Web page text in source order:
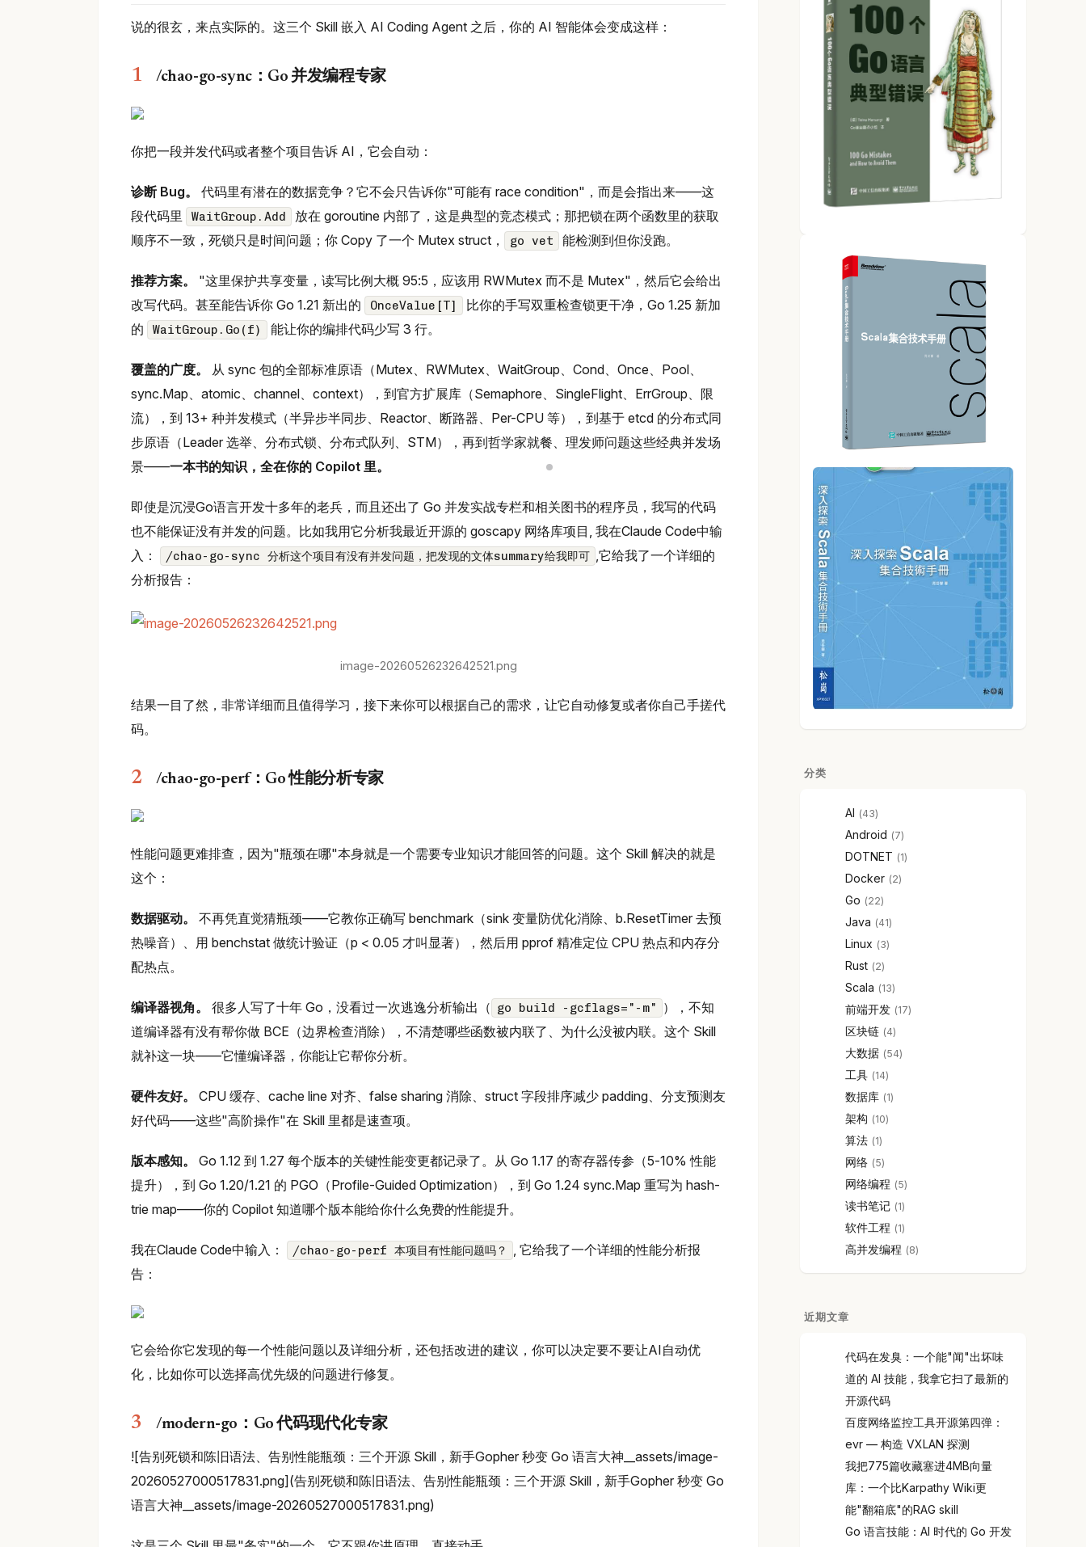
说的很玄，来点实际的。这三个 Skill 嵌入 AI Coding Agent 之后，你的 AI 智能体会变成这样：
/chao-go-sync：Go 并发编程专家
你把一段并发代码或者整个项目告诉 AI，它会自动：
诊断 Bug。
代码里有潜在的数据竞争？它不会只告诉你"可能有 race condition"，而是会指出来——这
段代码里
WaitGroup.Add
放在 goroutine 内部了，这是典型的竞态模式；那把锁在两个函数里的获取
顺序不一致，死锁只是时间问题；你 Copy 了一个 Mutex struct，
go vet 能检测到但你没跑。
推荐方案。
"这里保护共享变量，读写比例大概 95:5，应该用 RWMutex 而不是 Mutex"，然后它会给出
改写代码。甚至能告诉你 Go 1.21 新出的
OnceValue[T]
比你的手写双重检查锁更干净，Go 1.25 新加
的
WaitGroup.Go(f) 能让你的编排代码少写 3 行。
覆盖的广度。
从 sync 包的全部标准原语（Mutex、RWMutex、WaitGroup、Cond、Once、Pool、
sync.Map、atomic、channel、context），到官方扩展库（Semaphore、SingleFlight、ErrGroup、限
流），到 13+ 种并发模式（半异步半同步、Reactor、断路器、Per-CPU 等），到基于 etcd 的分布式同
步原语（Leader 选举、分布式锁、分布式队列、STM），再到哲学家就餐、理发师问题这些经典并发场
景——一本书的知识，全在你的 Copilot 里。
即使是沉浸Go语言开发十多年的老兵，而且还出了 Go 并发实战专栏和相关图书的程序员，我写的代码
也不能保证没有并发的问题。比如我用它分析我最近开源的 goscapy 网络库项目, 我在Claude Code中输
入：
/chao-go-sync 分析这个项目有没有并发问题，把发现的文体summary给我即可 ,它给我了一个详细的
分析报告：
image-20260526232642521.png
结果一目了然，非常详细而且值得学习，接下来你可以根据自己的需求，让它自动修复或者你自己手搓代
码。
/chao-go-perf：Go 性能分析专家
性能问题更难排查，因为"瓶颈在哪"本身就是一个需要专业知识才能回答的问题。这个 Skill 解决的就是
这个：
数据驱动。
不再凭直觉猜瓶颈——它教你正确写 benchmark（sink 变量防优化消除、b.ResetTimer 去预
热噪音）、用 benchstat 做统计验证（p < 0.05 才叫显著），然后用 pprof 精准定位 CPU 热点和内存分
配热点。
编译器视角。 很多人写了十年 Go，没看过一次逃逸分析输出（ go build -gcflags="-m"
），不知
道编译器有没有帮你做 BCE（边界检查消除），不清楚哪些函数被内联了、为什么没被内联。这个 Skill
就补这一块——它懂编译器，你能让它帮你分析。
硬件友好。
CPU 缓存、cache line 对齐、false sharing 消除、struct 字段排序减少 padding、分支预测友
好代码——这些"高阶操作"在 Skill 里都是速查项。
版本感知。
Go 1.12 到 1.27 每个版本的关键性能变更都记录了。从 Go 1.17 的寄存器传参（5-10% 性能
提升），到 Go 1.20/1.21 的 PGO（Profile-Guided Optimization），到 Go 1.24 sync.Map 重写为 hash-
trie map——你的 Copilot 知道哪个版本能给你什么免费的性能提升。
我在Claude Code中输入： /chao-go-perf 本项目有性能问题吗？
, 它给我了一个详细的性能分析报
告：
它会给你它发现的每一个性能问题以及详细分析，还包括改进的建议，你可以决定要不要让AI自动优
化，比如你可以选择高优先级的问题进行修复。
/modern-go：Go 代码现代化专家
![告别死锁和陈旧语法、告别性能瓶颈：三个开源 Skill，新手Gopher 秒变 Go 语言大神__assets/image-
20260527000517831.png](告别死锁和陈旧语法、告别性能瓶颈：三个开源 Skill，新手Gopher 秒变 Go
语言大神__assets/image-20260527000517831.png)
分类
AI 43
Android 7
DOTNET 1
Docker 2
Go 22
Java 41
Linux 3
Rust 2
Scala 13
前端开发 17
区块链 4
大数据 54
工具 14
数据库 1
架构 10
算法 1
网络 5
网络编程 5
读书笔记 1
软件工程 1
高并发编程 8
近期文章
代码在发臭：一个能"闻"出坏味
道的 AI 技能，我拿它扫了最新的
开源代码
百度网络监控工具开源第四弹：
evr — 构造 VXLAN 探测
我把775篇收藏塞进4MB向量
库：一个比Karpathy Wiki更
能"翻箱底"的RAG skill
Go 语言技能：AI 时代的 Go 开发